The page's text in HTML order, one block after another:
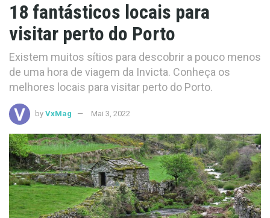
18 fantásticos locais para
visitar perto do Porto
Existem muitos sítios para descobrir a pouco menos
de uma hora de viagem da Invicta. Conheça os
melhores locais para visitar perto do Porto.
by VxMag Mai 3, 2022